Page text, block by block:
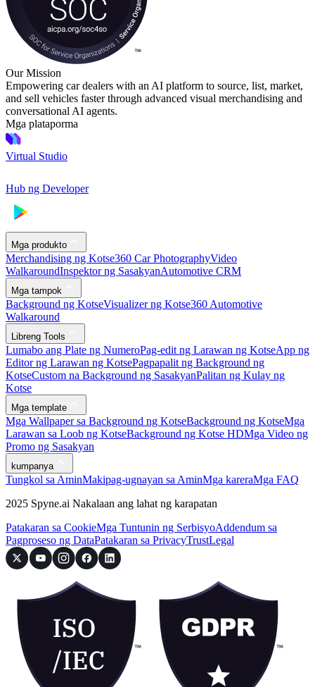
Our Mission
Empowering car dealers with an AI platform to source, list, market,
and sell vehicles faster through advanced visual merchandising and
conversational AI agents.
Mga plataporma
Virtual Studio
Hub ng Developer
Mga produkto
Merchandising ng Kotse360 Car PhotographyVideo
WalkaroundInspektor ng SasakyanAutomotive CRM
Mga tampok
Background ng KotseVisualizer ng Kotse360 Automotive
Walkaround
Libreng Tools
Lumabo ang Plate ng NumeroPag-edit ng Larawan ng KotseApp ng
Editor ng Larawan ng KotsePagpapalit ng Background ng
KotseCustom na Background ng SasakyanPalitan ng Kulay ng
Kotse
Mga template
Mga Wallpaper sa Background ng KotseBackground ng KotseMga
Larawan sa Loob ng KotseBackground ng Kotse HDMga Video ng
Promo ng Sasakyan
kumpanya
Tungkol sa AminMakipag-ugnayan sa AminMga kareraMga FAQ
2025 Spyne.ai Nakalaan ang lahat ng karapatan
Patakaran sa CookieMga Tuntunin ng SerbisyoAddendum sa
Pagproseso ng DataPatakaran sa PrivacyTrustLegal